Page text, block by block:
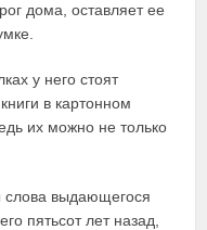
дома, оставляет ее
у него стоят
в картонном
их можно не только
слова выдающегося
пятьсот лет назад,